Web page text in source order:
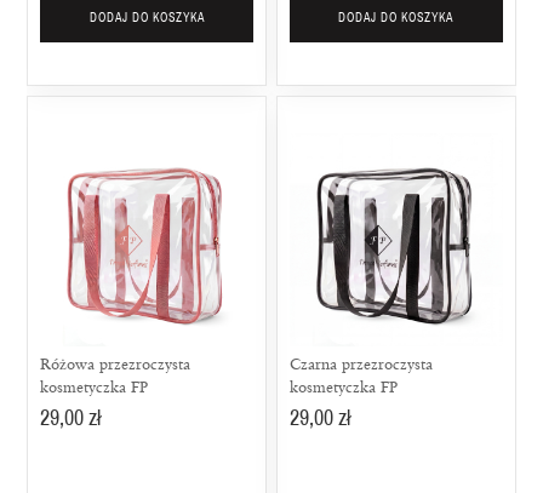
DODAJ DO KOSZYKA DODAJ DO KOSZYKA
Różowa przezroczysta
kosmetyczka FP
29,00 zł
Czarna przezroczysta
kosmetyczka FP
29,00 zł